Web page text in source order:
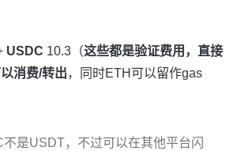
USDC 10.3（这些都是验证费用，直接
消费/转出，同时ETH可以留作gas
是USDT，不过可以在其他平台闪